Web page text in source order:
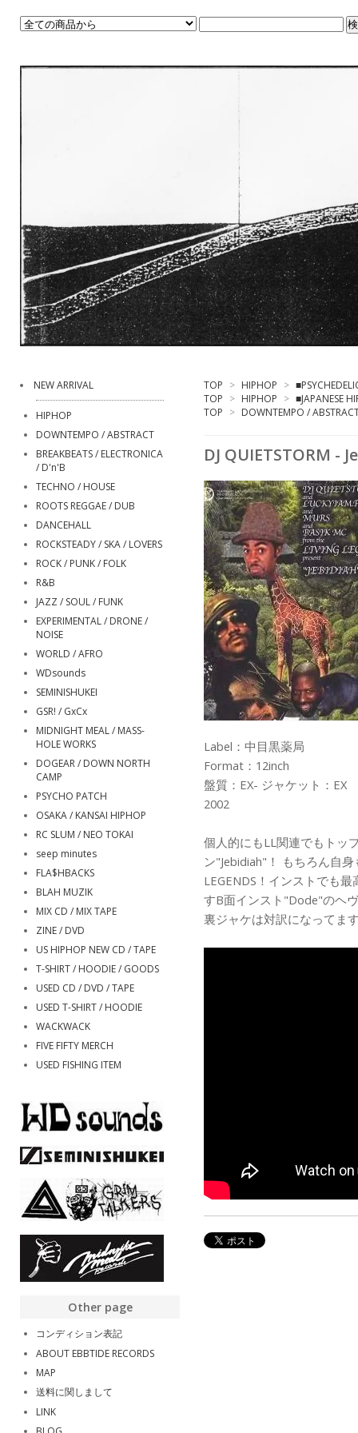
TOP > HIPHOP >
TOP > HIPHOP > ■JAPANESE
TOP > DOWNTEMPO /
DJ QUIETSTORM -
Label：中目黒薬局
Format：12inch
盤質：EX- ジャケット：EX
2002
個人的にもLL関連でもトッ
ン"Jebidiah"！ もちろん自
LEGENDS！インストでも
すB面インスト"Dode"のヘ
裏ジャケは対訳になってま
NEW ARRIVAL
HIPHOP
DOWNTEMPO / ABSTRACT
BREAKBEATS / ELECTRONICA
/ D'n'B
TECHNO / HOUSE
ROOTS REGGAE / DUB
DANCEHALL
ROCKSTEADY / SKA / LOVERS
ROCK / PUNK / FOLK
R&B
JAZZ / SOUL / FUNK
EXPERIMENTAL / DRONE /
NOISE
WORLD / AFRO
WDsounds
SEMINISHUKEI
GSR! / GxCx
MIDNIGHT MEAL / MASS-
HOLE WORKS
DOGEAR / DOWN NORTH
CAMP
PSYCHO PATCH
OSAKA / KANSAI HIPHOP
RC SLUM / NEO TOKAI
seep minutes
FLA$HBACKS
BLAH MUZIK
MIX CD / MIX TAPE
ZINE / DVD
US HIPHOP NEW CD / TAPE
T-SHIRT / HOODIE / GOODS
USED CD / DVD / TAPE
USED T-SHIRT / HOODIE
WACKWACK
FIVE FIFTY MERCH
USED FISHING ITEM
Other page
コンディション表記
ABOUT EBBTIDE RECORDS
MAP
送料に関しまして
LINK